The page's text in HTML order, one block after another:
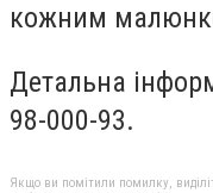
кожним
Детальна
98-000-93.
Якщо ви помітили помилку,